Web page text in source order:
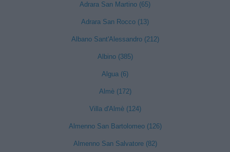
Adrara San Martino (65)
Adrara San Rocco (13)
Albano Sant'Alessandro (212)
Albino (385)
Algua (6)
Almè (172)
Villa d'Almè (124)
Almenno San Bartolomeo (126)
Almenno San Salvatore (82)